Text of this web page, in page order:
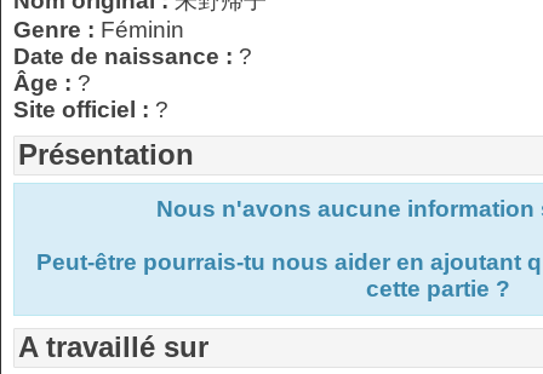
Genre : Féminin
Date de naissance : ?
Âge : ?
Site officiel : ?
Présentation
Nous n'avons aucune
Peut-être pourrais-tu nous aider en ajoutant
cette partie ?
A travaillé sur